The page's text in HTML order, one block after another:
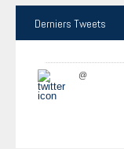
Derniers Tweets
@